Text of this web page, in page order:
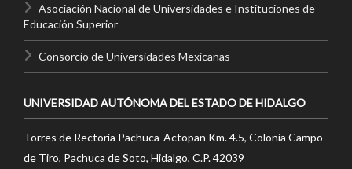
Asociación Nacional de Universidades e Instituciones de
Educación Superior
Consorcio de Universidades Mexicanas
UNIVERSIDAD AUTÓNOMA DEL ESTADO DE HIDALGO
Torres de Rectoría Pachuca-Actopan Km. 4.5, Colonia Campo
de Tiro, Pachuca de Soto, Hidalgo, C.P. 42039